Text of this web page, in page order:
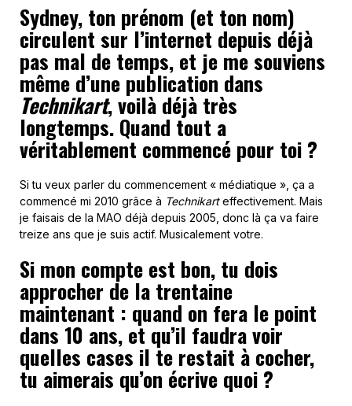
Sydney, ton prénom (et ton nom)
circulent sur l’internet depuis déjà
pas mal de temps, et je me souviens
même d’une publication dans
Technikart, voilà déjà très
longtemps. Quand tout a
véritablement commencé pour toi ?
Si tu veux parler du commencement « médiatique », ça a
commencé mi 2010 grâce à Technikarteffectivement. Mais
je faisais de la MAO déjà depuis 2005, donc là ça va faire
treize ans que je suis actif. Musicalement votre.
Si mon compte est bon, tu dois
approcher de la trentaine
maintenant : quand on fera le point
dans 10 ans, et qu’il faudra voir
quelles cases il te restait à cocher,
tu aimerais qu’on écrive quoi ?